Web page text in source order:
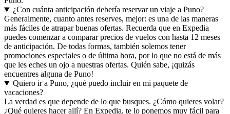
¿Con cuánta anticipación debería reservar un viaje a Puno?
Generalmente, cuanto antes reserves, mejor: es una de las maneras
más fáciles de atrapar buenas ofertas. Recuerda que en Expedia
puedes comenzar a comparar precios de vuelos con hasta 12 meses
de anticipación. De todas formas, también solemos tener
promociones especiales o de última hora, por lo que no está de más
que les eches un ojo a nuestras ofertas. Quién sabe, ¡quizás
encuentres alguna de Puno!
Quiero ir a Puno, ¿qué puedo incluir en mi paquete de
vacaciones?
La verdad es que depende de lo que busques. ¿Cómo quieres volar?
¿Qué quieres hacer allí? En Expedia, te lo ponemos muy fácil para